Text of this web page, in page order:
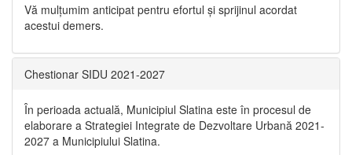
Vă mulţumim anticipat pentru efortul şi sprijinul acordat
acestui demers.
Chestionar SIDU 2021-2027
În perioada actuală, Municipiul Slatina este în procesul de
elaborare a Strategiei Integrate de Dezvoltare Urbană 2021‐
2027 a Municipiului Slatina.